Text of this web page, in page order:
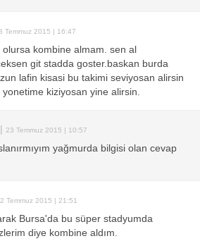
Temmuz 2015 | 16:47
kombine almam. sen al
git stadda goster.baskan burda
lafin kisasi bu takimi seviyosan alirsin
kiziyosan yine alirsin.
23 Temmuz 2015 | 10:57
yağmurda bilgisi olan cevap
Temmuz 2015 | 21:51
Bursa'da bu süper stadyumda
diye kombine aldım.